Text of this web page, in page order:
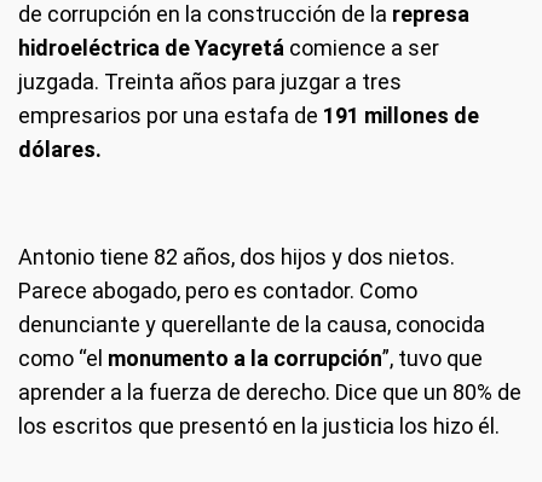
de corrupción en la construcción de la represa
hidroeléctrica de Yacyretá comience a ser
juzgada. Treinta años para juzgar a tres
empresarios por una estafa de 191 millones de
dólares.
Antonio tiene 82 años, dos hijos y dos nietos.
Parece abogado, pero es contador. Como
denunciante y querellante de la causa, conocida
como “el monumento a la corrupción”, tuvo que
aprender a la fuerza de derecho. Dice que un 80% de
los escritos que presentó en la justicia los hizo él.